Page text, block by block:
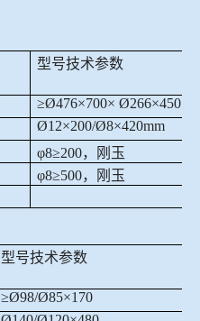
型号技术参数
≥Ø476×700× Ø266×450
Ø12×200/Ø8×420mm
φ8≥200，刚玉
φ8≥500，刚玉
型号技术参数
≥Ø98/Ø85×170